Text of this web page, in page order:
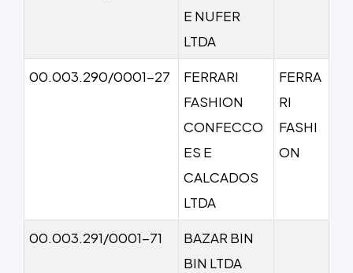
E NUFER
LTDA
00.003.290/0001-27
FERRARI
FASHION
CONFECCO
ES E
CALCADOS
LTDA
FERRA
RI
FASHI
ON
00.003.291/0001-71
BAZAR BIN
BIN LTDA